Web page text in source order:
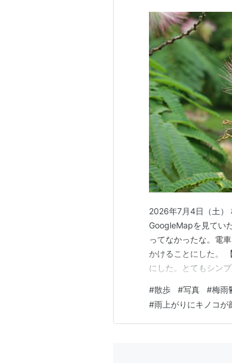
2026年7月4日（土）
GoogleMapを見てい
ってなかったな。電
かけることにした。
にした。とてもシン
た。 門をくぐると「
風の広場」の芝生広
#散歩 #写真 #梅雨
#雨上がりにキノコが